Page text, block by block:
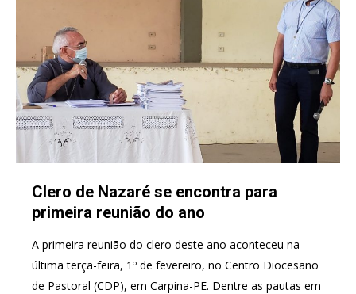
Clero de Nazaré se encontra para
primeira reunião do ano
A primeira reunião do clero deste ano aconteceu na
última terça-feira, 1º de fevereiro, no Centro Diocesano
de Pastoral (CDP), em Carpina-PE. Dentre as pautas em